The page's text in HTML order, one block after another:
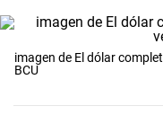
imagen de El dólar
BCU